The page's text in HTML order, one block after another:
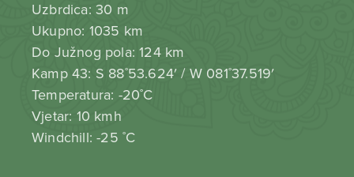
Uzbrdica: 30 m
Ukupno: 1035 km
Do Južnog pola: 124 km
Kamp 43: S 88˚53.624′ / W 081˚37.519′
Temperatura: -20˚C
Vjetar: 10 kmh
Windchill: -25 ˚C